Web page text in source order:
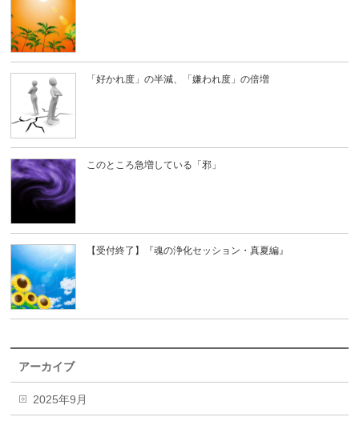
「好かれ度」の半減、「嫌われ度」の倍増
このところ急増している「邪」
【受付終了】『魂の浄化セッション・真夏編』
アーカイブ
2025年9月